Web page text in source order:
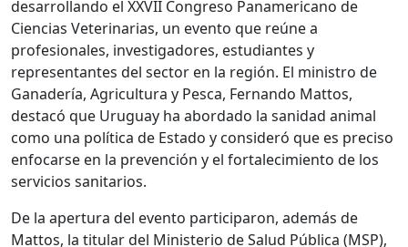
desarrollando el XXVII Congreso Panamericano de
Ciencias Veterinarias, un evento que reúne a
profesionales, investigadores, estudiantes y
representantes del sector en la región. El ministro de
Ganadería, Agricultura y Pesca, Fernando Mattos,
destacó que Uruguay ha abordado la sanidad animal
como una política de Estado y consideró que es preciso
enfocarse en la prevención y el fortalecimiento de los
servicios sanitarios.
De la apertura del evento participaron, además de
Mattos, la titular del Ministerio de Salud Pública (MSP),